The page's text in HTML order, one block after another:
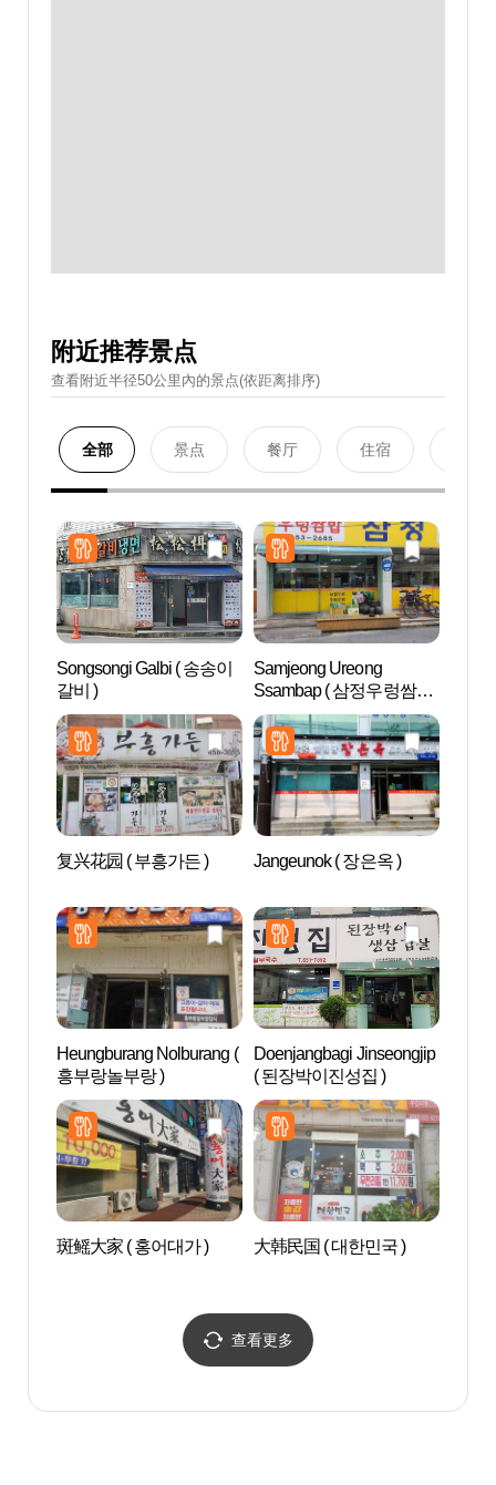
附近推荐景点
查看附近半径50公里內的景点(依距离排序)
全部 景点 餐厅 住宿
Songsongi Galbi ( 송송이
갈비 )
Samjeong Ureong
Ssambap ( 삼정우렁쌈밥
)
复兴花园 ( 부흥가든 ) Jangeunok ( 장은옥 )
Heungburang Nolburang (
흥부랑놀부랑 )
Doenjangbagi Jinseongjip
( 된장박이진성집 )
斑鳐大家 ( 홍어대가 ) 大韩民国 ( 대한민국 )
查看更多